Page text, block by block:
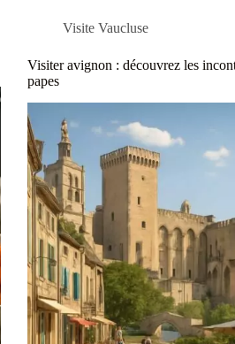
Visite Vaucluse
Visiter avignon : découvrez les
papes